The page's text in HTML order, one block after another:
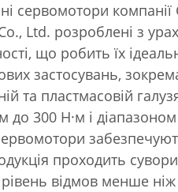
сервомотори
Ltd. розроблені з
що робить їх
застосувань,
та пластмасовій
до 300 Н·м і
проходить
рівень відмов менше